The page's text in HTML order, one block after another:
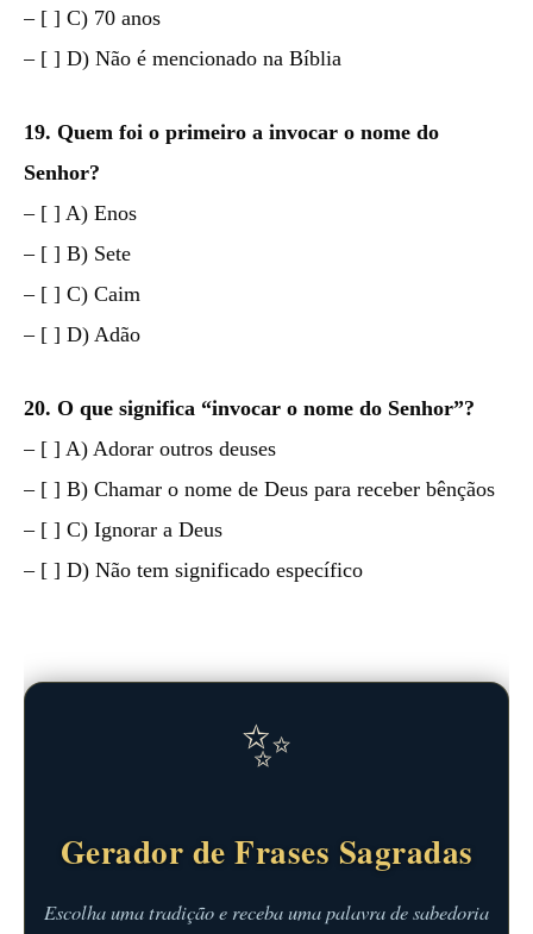
– [ ] C) 70 anos
– [ ] D) Não é mencionado na Bíblia
19. Quem foi o primeiro a invocar o nome do
Senhor?
– [ ] A) Enos
– [ ] B) Sete
– [ ] C) Caim
– [ ] D) Adão
20. O que significa “invocar o nome do Senhor”?
– [ ] A) Adorar outros deuses
– [ ] B) Chamar o nome de Deus para receber bênçãos
– [ ] C) Ignorar a Deus
– [ ] D) Não tem significado específico
✨
Gerador de Frases Sagradas
Escolha uma tradição e receba uma palavra de sabedoria